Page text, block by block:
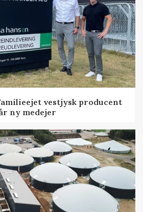
vestjysk producent
ny medejer